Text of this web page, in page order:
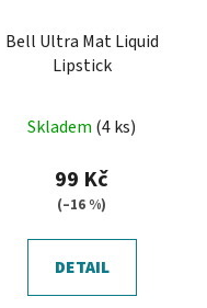
Bell Ultra Mat Liquid
Lipstick
Skladem (4 ks)
99 Kč
(–16 %)
DETAIL